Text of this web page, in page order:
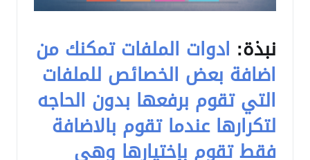
نبذة: ادوات الملفات تمكنك من
اضافة بعض الخصائص للملفات
التي تقوم برفعها بدون الحاجه
لتكرارها عندما تقوم بالاضافة
فقط تقوم بإختيارها وهي